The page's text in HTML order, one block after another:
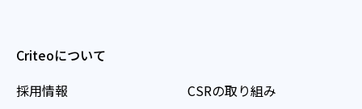
Criteoについて
採用情報
CSRの取り組み